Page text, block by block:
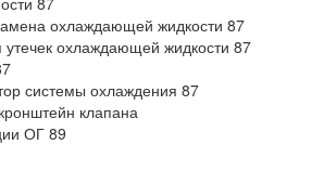
охлаждающей жидкости 87
утечек охлаждающей жидкости 87
системы охлаждения 87
клапана
ОГ 89